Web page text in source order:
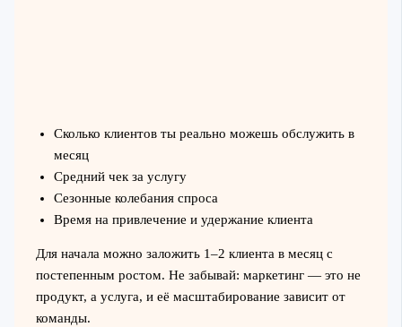
Сколько клиентов ты реально можешь обслужить в
месяц
Средний чек за услугу
Сезонные колебания спроса
Время на привлечение и удержание клиента
Для начала можно заложить 1–2 клиента в месяц с
постепенным ростом. Не забывай: маркетинг — это не
продукт, а услуга, и её масштабирование зависит от
команды.